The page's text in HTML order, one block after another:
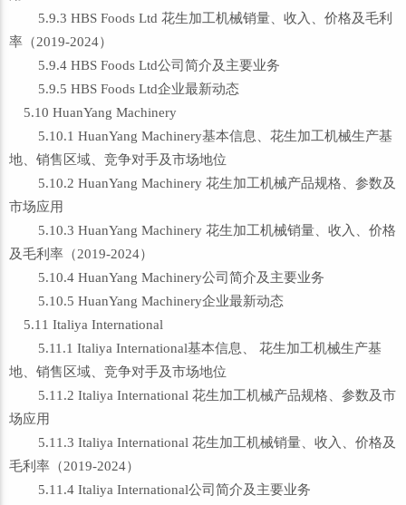
5.9.3 HBS Foods Ltd 花生加工机械销量、收入、价格及毛利
率（2019-2024）
5.9.4 HBS Foods Ltd公司简介及主要业务
5.9.5 HBS Foods Ltd企业最新动态
5.10 HuanYang Machinery
5.10.1 HuanYang Machinery基本信息、花生加工机械生产基
地、销售区域、竞争对手及市场地位
5.10.2 HuanYang Machinery 花生加工机械产品规格、参数及
市场应用
5.10.3 HuanYang Machinery 花生加工机械销量、收入、价格
及毛利率（2019-2024）
5.10.4 HuanYang Machinery公司简介及主要业务
5.10.5 HuanYang Machinery企业最新动态
5.11 Italiya International
5.11.1 Italiya International基本信息、 花生加工机械生产基
地、销售区域、竞争对手及市场地位
5.11.2 Italiya International 花生加工机械产品规格、参数及市
场应用
5.11.3 Italiya International 花生加工机械销量、收入、价格及
毛利率（2019-2024）
5.11.4 Italiya International公司简介及主要业务